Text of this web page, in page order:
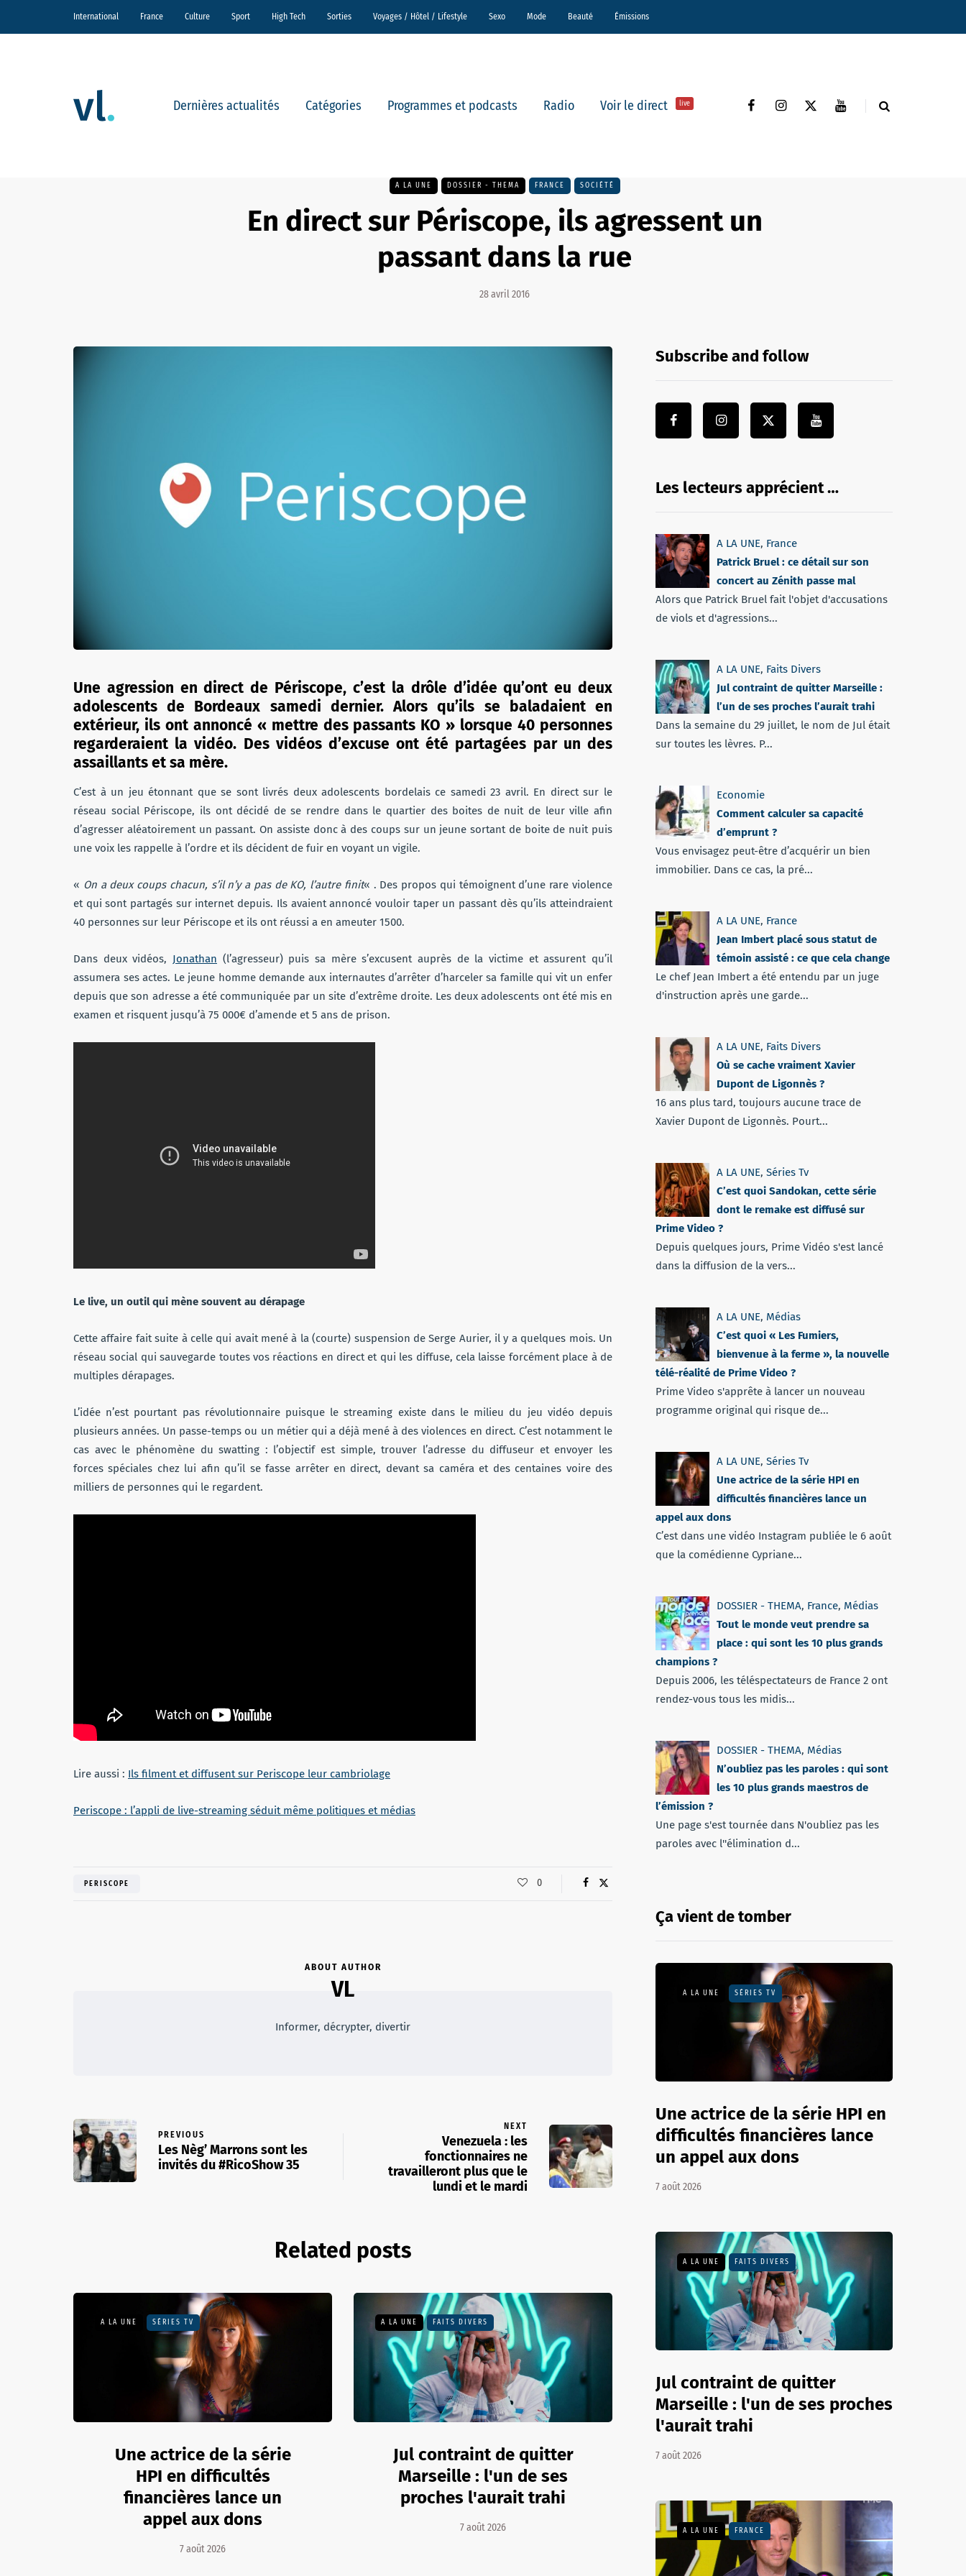
International France Culture Sport High Tech Sorties Voyages / Hôtel / Lifestyle Sexo Mode Beauté Émissions
Dernières actualités Catégories Programmes et podcasts Radio Voir le direct live
A LA UNE DOSSIER - THEMA FRANCE SOCIÉTÉ
En direct sur Périscope, ils agressent un
passant dans la rue
28 avril 2016
Une agression en direct de Périscope, c’est la drôle d’idée qu’ont eu deux
adolescents de Bordeaux samedi dernier. Alors qu’ils se baladaient en
extérieur, ils ont annoncé « mettre des passants KO » lorsque 40 personnes
regarderaient la vidéo. Des vidéos d’excuse ont été partagées par un des
assaillants et sa mère.
C’est à un jeu étonnant que se sont livrés deux adolescents bordelais ce samedi 23 avril. En direct sur le
réseau social Périscope, ils ont décidé de se rendre dans le quartier des boites de nuit de leur ville afin
d’agresser aléatoirement un passant. On assiste donc à des coups sur un jeune sortant de boite de nuit puis
une voix les rappelle à l’ordre et ils décident de fuir en voyant un vigile.
« On a deux coups chacun, s’il n’y a pas de KO, l’autre finit« . Des propos qui témoignent d’une rare violence
et qui sont partagés sur internet depuis. Ils avaient annoncé vouloir taper un passant dès qu’ils atteindraient
40 personnes sur leur Périscope et ils ont réussi a en ameuter 1500.
Dans deux vidéos, Jonathan (l’agresseur) puis sa mère s’excusent auprès de la victime et assurent qu’il
assumera ses actes. Le jeune homme demande aux internautes d’arrêter d’harceler sa famille qui vit un enfer
depuis que son adresse a été communiquée par un site d’extrême droite. Les deux adolescents ont été mis en
examen et risquent jusqu’à 75 000€ d’amende et 5 ans de prison.
Le live, un outil qui mène souvent au dérapage
Cette affaire fait suite à celle qui avait mené à la (courte) suspension de Serge Aurier, il y a quelques mois. Un
réseau social qui sauvegarde toutes vos réactions en direct et qui les diffuse, cela laisse forcément place à de
multiples dérapages.
L’idée n’est pourtant pas révolutionnaire puisque le streaming existe dans le milieu du jeu vidéo depuis
plusieurs années. Un passe-temps ou un métier qui a déjà mené à des violences en direct. C’est notamment le
cas avec le phénomène du swatting : l’objectif est simple, trouver l’adresse du diffuseur et envoyer les
forces spéciales chez lui afin qu’il se fasse arrêter en direct, devant sa caméra et des centaines voire des
milliers de personnes qui le regardent.
Lire aussi : Ils filment et diffusent sur Periscope leur cambriolage
Periscope : l’appli de live-streaming séduit même politiques et médias
PERISCOPE 0
ABOUT AUTHOR
VL
Informer, décrypter, divertir
PREVIOUS
Les Nèg’ Marrons sont les
invités du #RicoShow 35
NEXT
Venezuela : les
fonctionnaires ne
travailleront plus que le
lundi et le mardi
Related posts
A LA UNE SÉRIES TV
Une actrice de la série
HPI en difficultés
financières lance un
appel aux dons
7 août 2026
A LA UNE FAITS DIVERS
Jul contraint de quitter
Marseille : l'un de ses
proches l'aurait trahi
7 août 2026
Subscribe and follow
Les lecteurs apprécient …
A LA UNE, France
Patrick Bruel : ce détail sur son
concert au Zénith passe mal
Alors que Patrick Bruel fait l'objet d'accusations
de viols et d'agressions...
A LA UNE, Faits Divers
Jul contraint de quitter Marseille :
l’un de ses proches l’aurait trahi
Dans la semaine du 29 juillet, le nom de Jul était
sur toutes les lèvres. P...
Economie
Comment calculer sa capacité
d’emprunt ?
Vous envisagez peut-être d’acquérir un bien
immobilier. Dans ce cas, la pré...
A LA UNE, France
Jean Imbert placé sous statut de
témoin assisté : ce que cela change
Le chef Jean Imbert a été entendu par un juge
d'instruction après une garde...
A LA UNE, Faits Divers
Où se cache vraiment Xavier
Dupont de Ligonnès ?
16 ans plus tard, toujours aucune trace de
Xavier Dupont de Ligonnès. Pourt...
A LA UNE, Séries Tv
C’est quoi Sandokan, cette série
dont le remake est diffusé sur
Prime Video ?
Depuis quelques jours, Prime Vidéo s'est lancé
dans la diffusion de la vers...
A LA UNE, Médias
C’est quoi « Les Fumiers,
bienvenue à la ferme », la nouvelle
télé-réalité de Prime Video ?
Prime Video s'apprête à lancer un nouveau
programme original qui risque de...
A LA UNE, Séries Tv
Une actrice de la série HPI en
difficultés financières lance un
appel aux dons
C’est dans une vidéo Instagram publiée le 6 août
que la comédienne Cypriane...
DOSSIER - THEMA, France, Médias
Tout le monde veut prendre sa
place : qui sont les 10 plus grands
champions ?
Depuis 2006, les téléspectateurs de France 2 ont
rendez-vous tous les midis...
DOSSIER - THEMA, Médias
N’oubliez pas les paroles : qui sont
les 10 plus grands maestros de
l’émission ?
Une page s'est tournée dans N'oubliez pas les
paroles avec l''élimination d...
Ça vient de tomber
A LA UNE SÉRIES TV
Une actrice de la série HPI en
difficultés financières lance
un appel aux dons
7 août 2026
A LA UNE FAITS DIVERS
Jul contraint de quitter
Marseille : l'un de ses proches
l'aurait trahi
7 août 2026
A LA UNE FRANCE